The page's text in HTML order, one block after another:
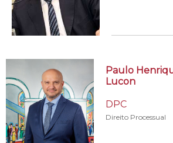
Paulo
Lucon
DPC
Direito Processual